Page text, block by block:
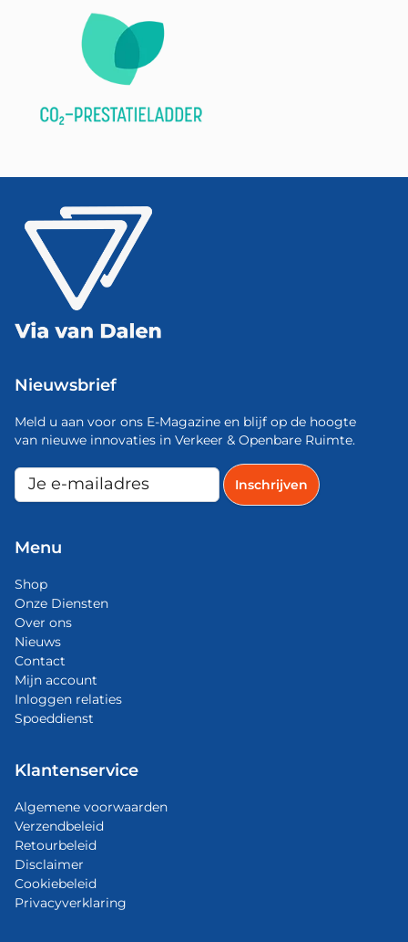
Nieuwsbrief
Meld u aan voor ons E-Magazine en blijf op de hoogte
van nieuwe innovaties in Verkeer & Openbare Ruimte.
Menu
Shop
Onze Diensten
Over ons
Nieuws
Contact
Mijn account
Inloggen relaties
Spoeddienst
Klantenservice
Algemene voorwaarden
Verzendbeleid
Retourbeleid
Disclaimer
Cookiebeleid
Privacyverklaring